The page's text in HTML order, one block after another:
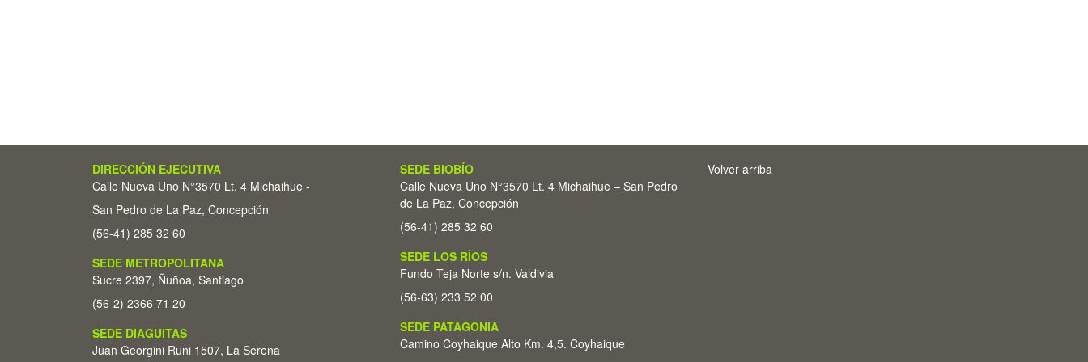
DIRECCIÓN EJECUTIVA
Calle Nueva Uno N°3570 Lt. 4 Michaihue -
San Pedro de La Paz, Concepción
(56-41) 285 32 60
SEDE METROPOLITANA
Sucre 2397, Ñuñoa, Santiago
(56-2) 2366 71 20
SEDE DIAGUITAS
Juan Georgini Runi 1507, La Serena
SEDE BIOBÍO
Calle Nueva Uno N°3570 Lt. 4 Michaihue – San Pedro
de La Paz, Concepción
(56-41) 285 32 60
SEDE LOS RÍOS
Fundo Teja Norte s/n. Valdivia
(56-63) 233 52 00
SEDE PATAGONIA
Camino Coyhaique Alto Km. 4,5. Coyhaique
Volver arriba